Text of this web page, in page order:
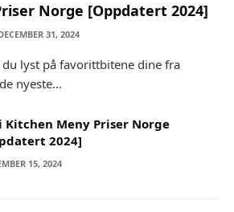
Norge [Oppdatert 2024]
31, 2024
du lyst på favorittbitene dine fra
nyeste…
Kitchen Meny Priser Norge
2024]
15, 2024